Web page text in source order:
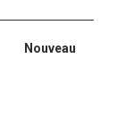
Nouveau